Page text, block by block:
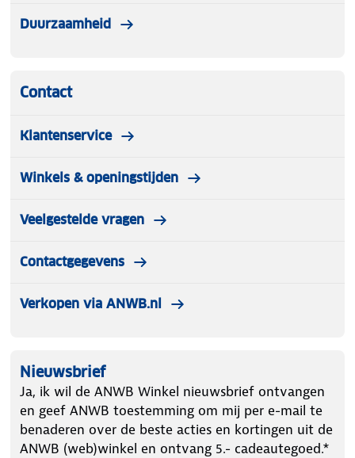
Duurzaamheid
Contact
Klantenservice
Winkels & openingstijden
Veelgestelde vragen
Contactgegevens
Verkopen via ANWB.nl
Nieuwsbrief
Ja, ik wil de ANWB Winkel nieuwsbrief ontvangen
en geef ANWB toestemming om mij per e-mail te
benaderen over de beste acties en kortingen uit de
ANWB (web)winkel en ontvang 5.- cadeautegoed.*